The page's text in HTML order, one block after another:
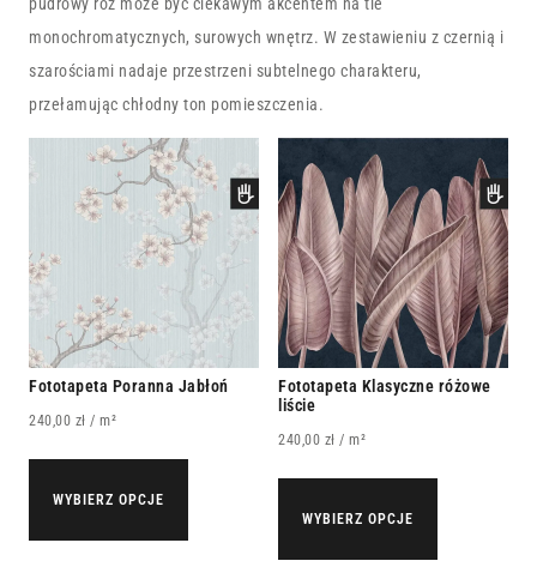
monochromatycznych, surowych wnętrz. W zestawieniu z czernią i
szarościami nadaje przestrzeni subtelnego charakteru,
przełamując chłodny ton pomieszczenia.
Fototapeta Poranna Jabłoń
240,00 zł / m²
WYBIERZ OPCJE
Fototapeta Klasyczne różowe
liście
240,00 zł / m²
WYBIERZ OPCJE